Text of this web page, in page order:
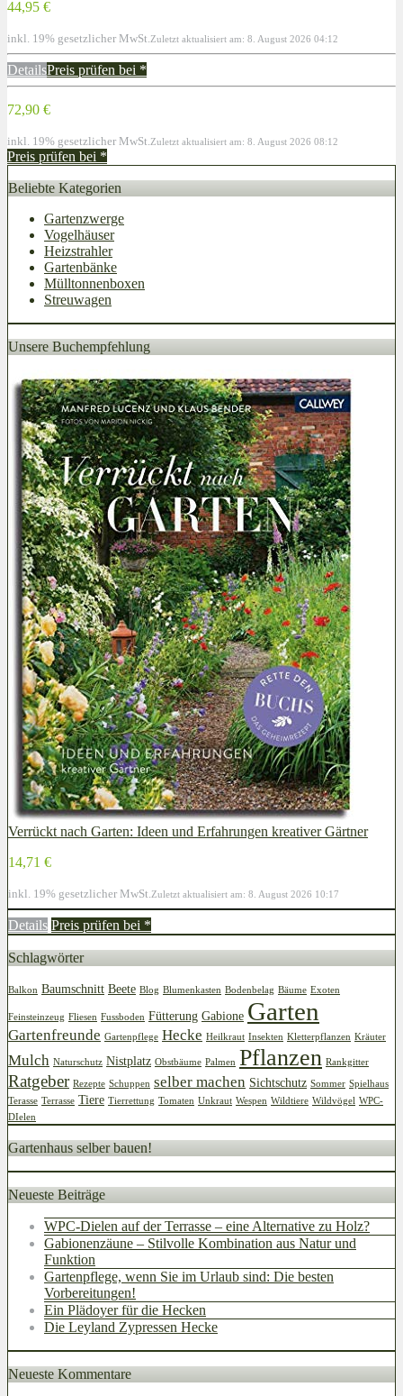
44,95 €
inkl. 19% gesetzlicher MwSt. Zuletzt aktualisiert am: 8. August 2026 04:12
DetailsPreis prüfen bei *
72,90 €
inkl. 19% gesetzlicher MwSt. Zuletzt aktualisiert am: 8. August 2026 08:12
Preis prüfen bei *
Beliebte Kategorien
Gartenzwerge
Vogelhäuser
Heizstrahler
Gartenbänke
Mülltonnenboxen
Streuwagen
Unsere Buchempfehlung
Verrückt nach Garten: Ideen und Erfahrungen kreativer Gärtner
14,71 €
inkl. 19% gesetzlicher MwSt. Zuletzt aktualisiert am: 8. August 2026 10:17
Details Preis prüfen bei *
Schlagwörter
Balkon Baumschnitt Beete Blog Blumenkasten Bodenbelag Bäume Exoten
Feinsteinzeug Fliesen Fussboden Fütterung Gabione Garten
Gartenfreunde Gartenpflege Hecke Heilkraut Insekten Kletterpflanzen Kräuter
Mulch Naturschutz Nistplatz Obstbäume Palmen Pflanzen Rankgitter
Ratgeber Rezepte Schuppen selber machen Sichtschutz Sommer Spielhaus
Terasse Terrasse Tiere Tierrettung Tomaten Unkraut Wespen Wildtiere Wildvögel WPC-
DIelen
Gartenhaus selber bauen!
Neueste Beiträge
WPC-Dielen auf der Terrasse – eine Alternative zu Holz?
Gabionenzäune – Stilvolle Kombination aus Natur und
Funktion
Gartenpflege, wenn Sie im Urlaub sind: Die besten
Vorbereitungen!
Ein Plädoyer für die Hecken
Die Leyland Zypressen Hecke
Neueste Kommentare